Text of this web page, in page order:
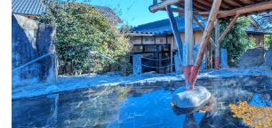
【2025-2026 アジアリーグアイスホッケー
ケジュール】
2025年 8月16日・17日・23日 30日、 9月
21日・23日、
10月4日・5日、11月8日・9日、12月6日・7
2026年 1月17日・18日、2月7日・8日・21日